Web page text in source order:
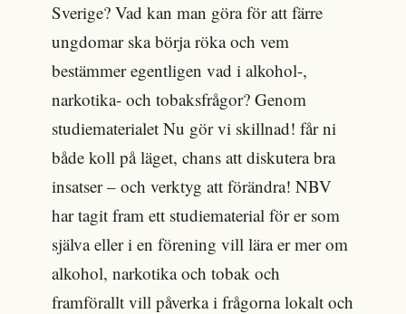
Sverige? Vad kan man göra för att färre
ungdomar ska börja röka och vem
bestämmer egentligen vad i alkohol-,
narkotika- och tobaksfrågor? Genom
studiematerialet Nu gör vi skillnad! får ni
både koll på läget, chans att diskutera bra
insatser – och verktyg att förändra! NBV
har tagit fram ett studiematerial för er som
själva eller i en förening vill lära er mer om
alkohol, narkotika och tobak och
framförallt vill påverka i frågorna lokalt och